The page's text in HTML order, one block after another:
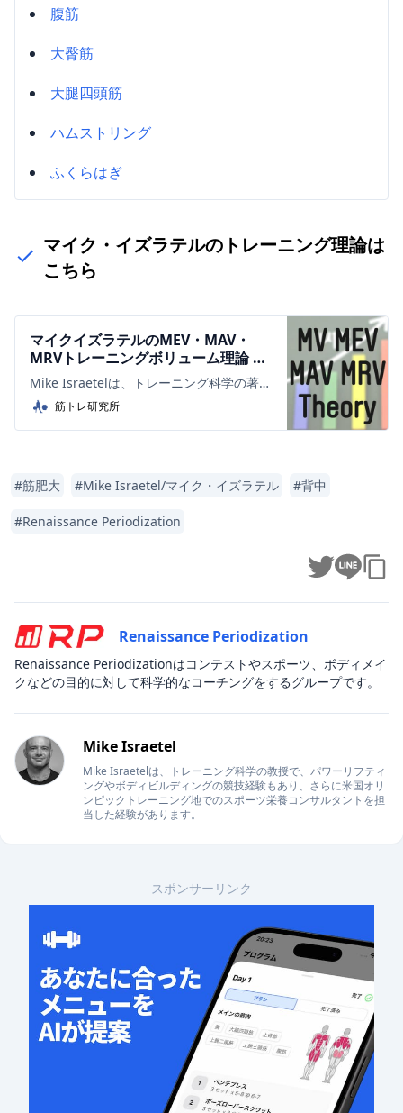
腹筋
大臀筋
大腿四頭筋
ハムストリング
ふくらはぎ
マイク・イズラテルのトレーニング理論は
こちら
マイクイズラテルのMEV・MAV・
MRVトレーニングボリューム理論 |
筋トレ研究所
Mike Israetelは、トレーニング科学の著名
な研究家であり、トレーナーであり、さら
にボディビル経験もある秀才マッチョで
筋トレ研究所
#筋肥大 #Mike Israetel/マイク・イズラテル #背中
#Renaissance Periodization
Renaissance Periodization
Renaissance Periodizationはコンテストやスポーツ、ボディメイ
クなどの目的に対して科学的なコーチングをするグループです。
Mike Israetel
Mike Israetelは、トレーニング科学の教授で、パワーリフティ
ングやボディビルディングの競技経験もあり、さらに米国オリ
ンピックトレーニング地でのスポーツ栄養コンサルタントを担
当した経験があります。
スポンサーリンク